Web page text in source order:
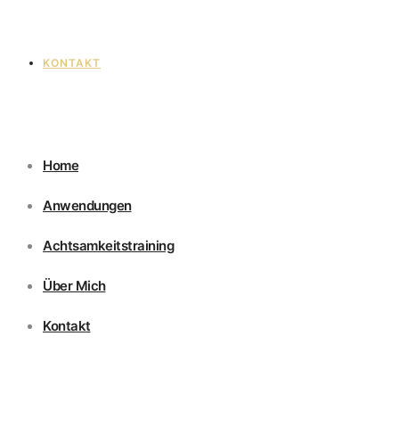
KONTAKT
Home
Anwendungen
Achtsamkeitstraining
Über Mich
Kontakt